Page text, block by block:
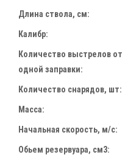
Длина ствола, см:
Калибр:
Количество выстрелов от
одной заправки:
Количество снарядов, шт:
Масса:
Начальная скорость, м/с:
Обьем резервуара, см3: